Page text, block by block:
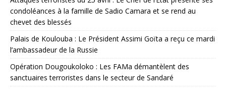
condoléances à la famille de Sadio Camara et se rend au
chevet des blessés
Palais de Koulouba : Le Président Assimi Goïta a reçu ce mardi
l’ambassadeur de la Russie
Opération Dougoukoloko : Les FAMa démantèlent des
sanctuaires terroristes dans le secteur de Sandaré